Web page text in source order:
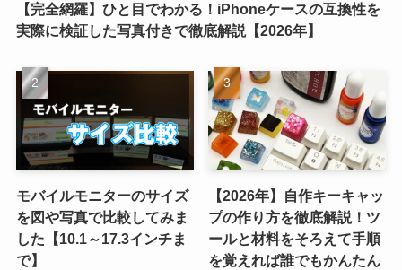
【完全網羅】ひと目でわかる！iPhoneケースの互換性を
実際に検証した写真付きで徹底解説【2026年】
モバイルモニターのサイズ
を図や写真で比較してみま
した【10.1～17.3インチま
で】
【2026年】自作キーキャッ
プの作り方を徹底解説！ツ
ールと材料をそろえて手順
を覚えれば誰でもかんたん